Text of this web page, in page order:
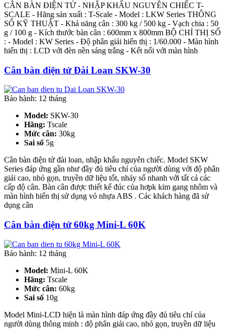
CÂN BÀN ĐIỆN TỬ - NHẬP KHẨU NGUYÊN CHIẾC T-
SCALE - Hãng sản xuất : T-Scale - Model : LKW Series THÔNG
SỐ KỸ THUẬT - Khả năng cân : 300 kg / 500 kg - Vạch chia : 50
g / 100 g - Kích thước bàn cân : 600mm x 800mm BỘ CHỈ THỊ SỐ
: - Model : KW Series - Độ phân giải hiển thị : 1/60.000 - Màn hình
hiển thị : LCD với đèn nền sáng trắng - Kết nối với màn hình
Cân bàn điện tử Đài Loan SKW-30
Bảo hành: 12 tháng
Model: SKW-30
Hãng: Tscale
Mức cân: 30kg
Sai số 5g
Cân bàn điện tử đài loan, nhập khẩu nguyên chiếc. Model SKW
Series đáp ứng gần như đầy đủ tiêu chí của người dùng với độ phân
giải cao, nhỏ gọn, truyền dữ liệu tốt, nhảy số nhanh với tất cả các
cấp độ cân. Bàn cân được thiết kế đúc của hơpk kim gang nhôm và
màn hình hiển thị sử dụng vỏ nhựa ABS . Các khách hàng đã sử
dụng cân
Cân bàn điện tử 60kg Mini-L 60K
Bảo hành: 12 tháng
Model: Mini-L 60K
Hãng: Tscale
Mức cân: 60kg
Sai số 10g
Model Mini-LCD hiện là màn hình đáp ứng đầy đủ tiêu chí của
người dùng thông minh : độ phân giải cao, nhỏ gọn, truyền dữ liệu